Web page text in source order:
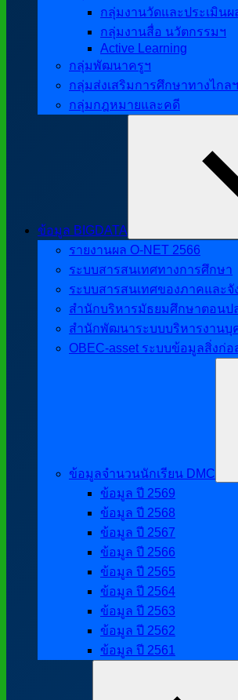
กลุ่มงานวัดและประเมินผ
กลุ่มงานสื่อ นวัตกรรมฯ
Active Learning
กลุ่มพัฒนาครูฯ
กลุ่มส่งเสริมการศึกษาทางไกลฯ
กลุ่มกฎหมายและคดี
ข้อมูล BIGDATA
รายงานผล O-NET 2566
ระบบสารสนเทศทางการศึกษา
ระบบสารสนเทศของภาคและจั
สำนักบริหารมัธยมศึกษาตอนป
สำนักพัฒนาระบบบริหารงานบุ
OBEC-asset ระบบข้อมูลสิ่งก่อ
ข้อมูลจำนวนนักเรียน DMC
ข้อมูล ปี 2569
ข้อมูล ปี 2568
ข้อมูล ปี 2567
ข้อมูล ปี 2566
ข้อมูล ปี 2565
ข้อมูล ปี 2564
ข้อมูล ปี 2563
ข้อมูล ปี 2562
ข้อมูล ปี 2561